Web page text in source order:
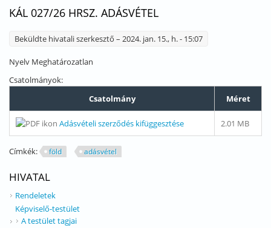
KÁL 027/26 HRSZ. ADÁSVÉTEL
Beküldte hivatali szerkesztő – 2024. jan. 15., h. - 15:07
Nyelv Meghatározatlan
Csatolmányok:
Csatolmány
Méret
Adásvételi szerződés kifüggesztése 2.01 MB
Címkék: föld adásvétel
HIVATAL
Rendeletek
Képviselő-testület
A testület tagjai